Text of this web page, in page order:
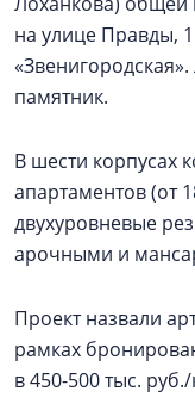
на улице Правды,
памятник.
В шести корпусах
апартаментов (от
двухуровневые
арочными и
Проект назвали
рамках
в 450-500 тыс.